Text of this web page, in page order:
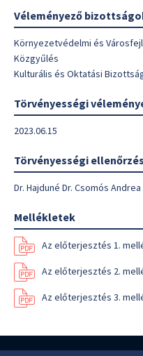
Véleményező
Környezetvédelmi és
Közgyűlés
Kulturális és Oktatási
Törvényességi
2023.06.15
Törvényességi
Dr. Hajduné Dr. Csomós Andrea
Mellékletek
Az előterjesztés 1.
Az előterjesztés 2.
Az előterjesztés 3.